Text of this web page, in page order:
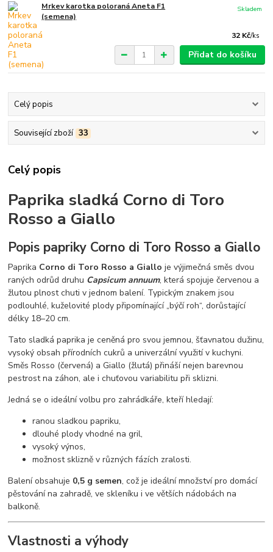
Mrkev karotka poloraná Aneta F1
(semena)
32 Kč/ks
Skladem
Přidat do košíku
Celý popis
Související zboží 33
Celý popis
Paprika sladká Corno di Toro
Rosso a Giallo
Popis papriky Corno di Toro Rosso a Giallo
Paprika Corno di Toro Rosso a Giallo je výjimečná směs dvou
raných odrůd druhu Capsicum annuum, která spojuje červenou a
žlutou plnost chuti v jednom balení. Typickým znakem jsou
podlouhlé, kuželovité plody připomínající „býčí roh“, dorůstající
délky 18–20 cm.
Tato sladká paprika je ceněná pro svou jemnou, šťavnatou dužinu,
vysoký obsah přírodních cukrů a univerzální využití v kuchyni.
Směs Rosso (červená) a Giallo (žlutá) přináší nejen barevnou
pestrost na záhon, ale i chuťovou variabilitu při sklizni.
Jedná se o ideální volbu pro zahrádkáře, kteří hledají:
ranou sladkou papriku,
dlouhé plody vhodné na gril,
vysoký výnos,
možnost sklizně v různých fázích zralosti.
Balení obsahuje 0,5 g semen, což je ideální množství pro domácí
pěstování na zahradě, ve skleníku i ve větších nádobách na
balkoně.
Vlastnosti a výhody